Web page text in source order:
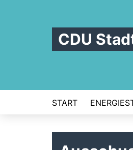
CDU
START